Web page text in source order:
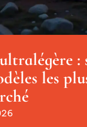
:
les